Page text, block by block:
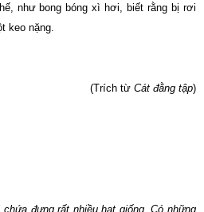
như bong bóng xì hơi, biết rằng bị rơi
keo nặng.
(Trích từ Cát đằng tập)
đựng rất nhiều hạt giống. Có những